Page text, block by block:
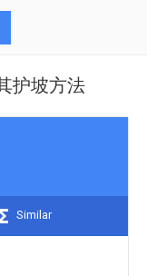
护坡方法
Similar